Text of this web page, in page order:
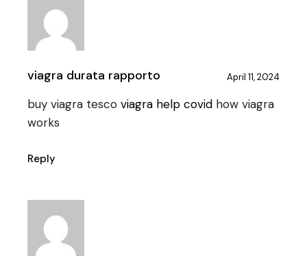
viagra durata rapporto April 11, 2024
buy viagra tesco viagra help covid how viagra
works
Reply